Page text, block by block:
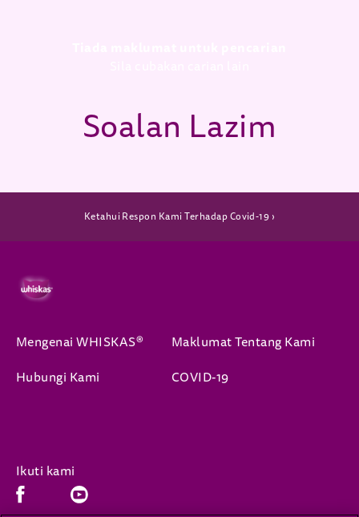
Soalan Lazim
Ketahui Respon Kami Terhadap Covid-19 ›
Mengenai WHISKAS®
Maklumat Tentang Kami
Hubungi Kami
COVID-19
Ikuti kami
Facebook (opens in new window)
Youtube (opens in new window)